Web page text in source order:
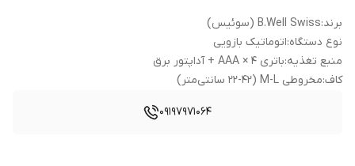
برند:B.Well Swiss (سوئیس)
نوع دستگاه:اتوماتیک بازویی
منبع تغذیه:باتری AAA × ۴ + آداپتور برق
کاف:مخروطی M-L (۲۲-۴۲ سانتی‌متر)
09197971064